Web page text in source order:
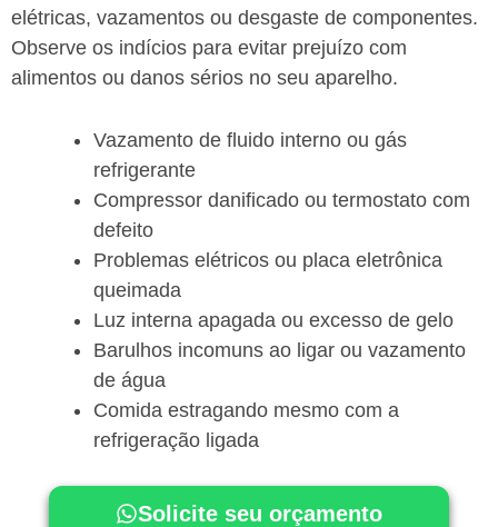
elétricas, vazamentos ou desgaste de componentes.
Observe os indícios para evitar prejuízo com
alimentos ou danos sérios no seu aparelho.
Vazamento de fluido interno ou gás
refrigerante
Compressor danificado ou termostato com
defeito
Problemas elétricos ou placa eletrônica
queimada
Luz interna apagada ou excesso de gelo
Barulhos incomuns ao ligar ou vazamento
de água
Comida estragando mesmo com a
refrigeração ligada
Solicite seu orçamento